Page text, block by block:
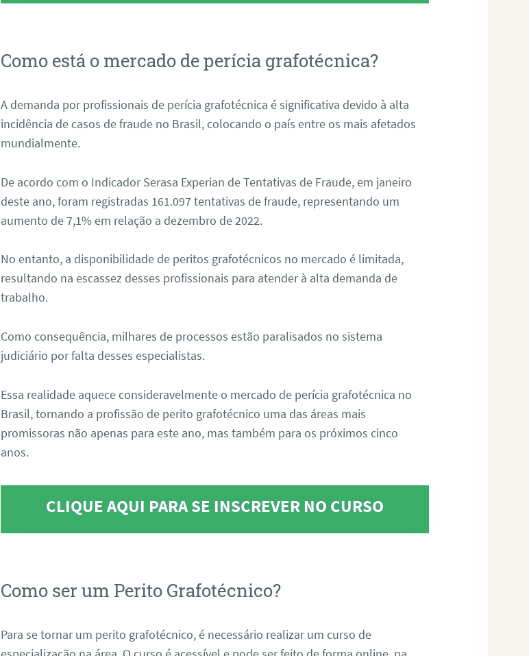
Como está o mercado de perícia grafotécnica?
A demanda por profissionais de perícia grafotécnica é significativa devido à alta
incidência de casos de fraude no Brasil, colocando o país entre os mais afetados
mundialmente.
De acordo com o Indicador Serasa Experian de Tentativas de Fraude, em janeiro
deste ano, foram registradas 161.097 tentativas de fraude, representando um
aumento de 7,1% em relação a dezembro de 2022.
No entanto, a disponibilidade de peritos grafotécnicos no mercado é limitada,
resultando na escassez desses profissionais para atender à alta demanda de
trabalho.
Como consequência, milhares de processos estão paralisados no sistema
judiciário por falta desses especialistas.
Essa realidade aquece consideravelmente o mercado de perícia grafotécnica no
Brasil, tornando a profissão de perito grafotécnico uma das áreas mais
promissoras não apenas para este ano, mas também para os próximos cinco
anos.
CLIQUE AQUI PARA SE INSCREVER NO CURSO
Como ser um Perito Grafotécnico?
Para se tornar um perito grafotécnico, é necessário realizar um curso de